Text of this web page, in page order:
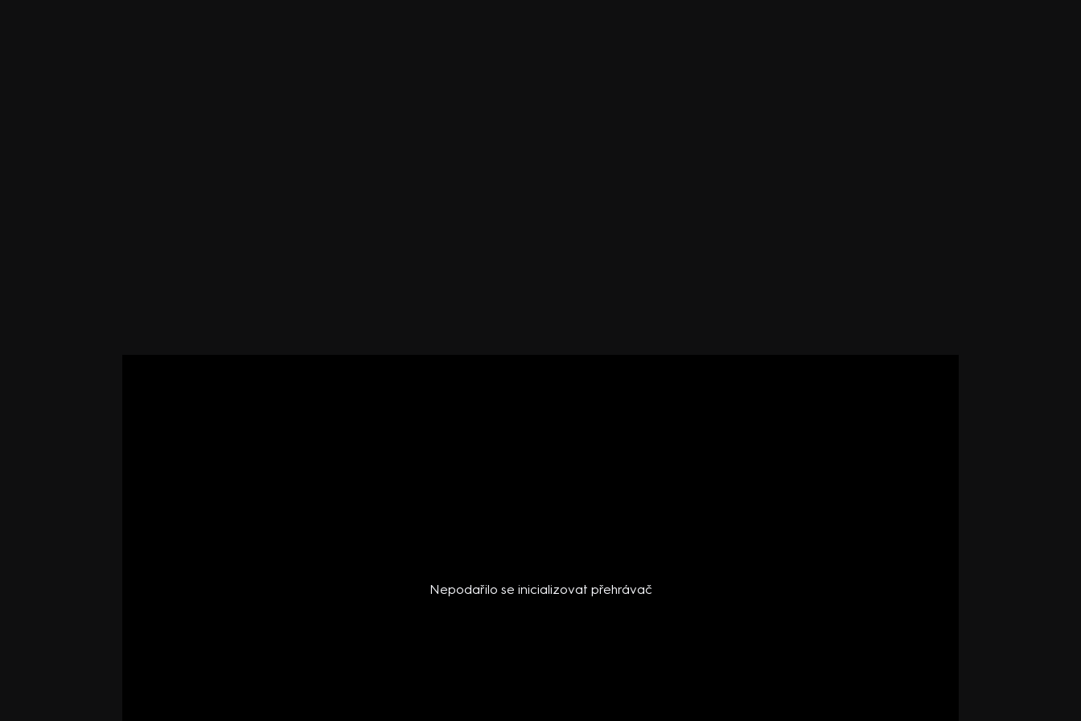
Nepodařilo se inicializovat přehrávač